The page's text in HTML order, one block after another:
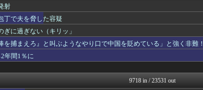
稿では「中国人も日...
い
おーるじゃんる
（キリッ」
保守速報
ハハハwwwwww」←何...
にゅーすアルー！
ふぇー速
商品代を値上げするわ」...
が激突
モッコスヌ〜ン
射
丁で夫を脅した容疑
ぎに過ぎない（キリッ」
捕まえろ』と叫ぶようなやり口で中国を貶めている」と強く非難！
年間1％に
9718 in / 23531 out